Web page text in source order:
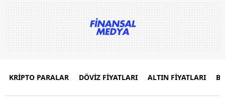
KRİPTO PARALAR DÖVİZ FİYATLARI ALTIN FİYATLARI